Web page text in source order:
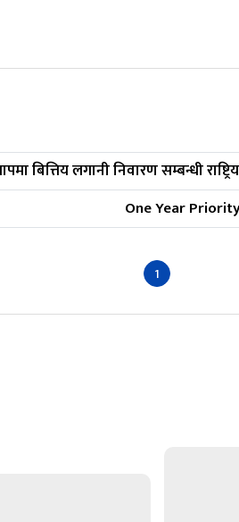
बित्तिय लगानी निवारण सम्बन्धी
One Year
1